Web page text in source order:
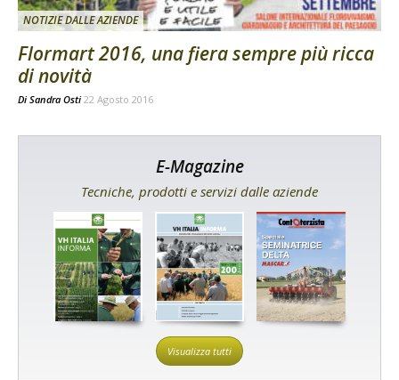
NOTIZIE DALLE AZIENDE
Flormart 2016, una fiera sempre più ricca
di novità
Di Sandra Osti 22 Agosto 2016
E-Magazine
Tecniche, prodotti e servizi dalle aziende
Visualizza tutti